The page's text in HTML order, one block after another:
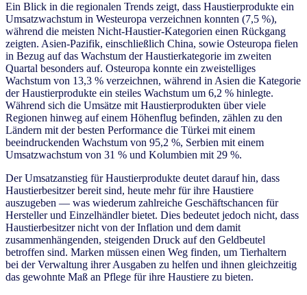
Ein Blick in die regionalen Trends zeigt, dass Haustierprodukte ein
Umsatzwachstum in Westeuropa verzeichnen konnten (7,5 %),
während die meisten Nicht-Haustier-Kategorien einen Rückgang
zeigten. Asien-Pazifik, einschließlich China, sowie Osteuropa fielen
in Bezug auf das Wachstum der Haustierkategorie im zweiten
Quartal besonders auf. Osteuropa konnte ein zweistelliges
Wachstum von 13,3 % verzeichnen, während in Asien die Kategorie
der Haustierprodukte ein steiles Wachstum um 6,2 % hinlegte.
Während sich die Umsätze mit Haustierprodukten über viele
Regionen hinweg auf einem Höhenflug befinden, zählen zu den
Ländern mit der besten Performance die Türkei mit einem
beeindruckenden Wachstum von 95,2 %, Serbien mit einem
Umsatzwachstum von 31 % und Kolumbien mit 29 %.
Der Umsatzanstieg für Haustierprodukte deutet darauf hin, dass
Haustierbesitzer bereit sind, heute mehr für ihre Haustiere
auszugeben — was wiederum zahlreiche Geschäftschancen für
Hersteller und Einzelhändler bietet. Dies bedeutet jedoch nicht, dass
Haustierbesitzer nicht von der Inflation und dem damit
zusammenhängenden, steigenden Druck auf den Geldbeutel
betroffen sind. Marken müssen einen Weg finden, um Tierhaltern
bei der Verwaltung ihrer Ausgaben zu helfen und ihnen gleichzeitig
das gewohnte Maß an Pflege für ihre Haustiere zu bieten.